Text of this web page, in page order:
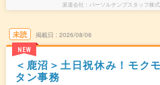
派遣会社 パーソルテンプスタッフ株
未読
NEW
掲載日 2026/08/06
＜鹿沼＞土日祝休み！モク
タン事務